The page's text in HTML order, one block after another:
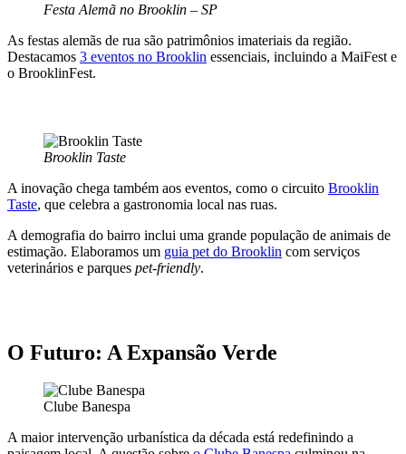
Festa Alemã no Brooklin – SP
As festas alemãs de rua são patrimônios imateriais da região.
Destacamos 3 eventos no Brooklin essenciais, incluindo a MaiFest e
o BrooklinFest.
Brooklin Taste
A inovação chega também aos eventos, como o circuito Brooklin
Taste, que celebra a gastronomia local nas ruas.
A demografia do bairro inclui uma grande população de animais de
estimação. Elaboramos um guia pet do Brooklin com serviços
veterinários e parques pet-friendly.
O Futuro: A Expansão Verde
Clube Banespa
A maior intervenção urbanística da década está redefinindo a